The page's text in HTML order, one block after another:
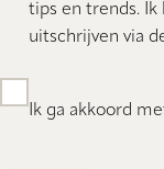
tips en trends.
uitschrijven via
Ik ga akkoord